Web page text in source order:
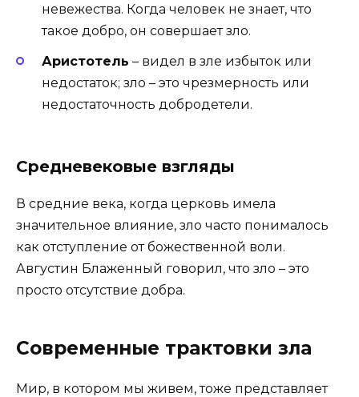
невежества. Когда человек не знает, что
такое добро, он совершает зло.
Аристотель – видел в зле избыток или
недостаток; зло – это чрезмерность или
недостаточность добродетели.
Средневековые взгляды
В средние века, когда церковь имела
значительное влияние, зло часто понималось
как отступление от божественной воли.
Августин Блаженный говорил, что зло – это
просто отсутствие добра.
Современные трактовки зла
Мир, в котором мы живем, тоже представляет